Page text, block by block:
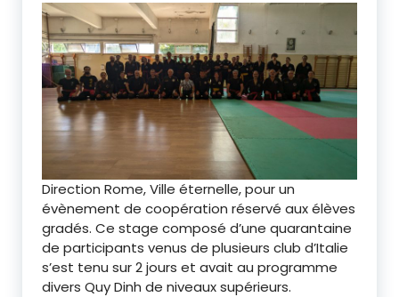
Direction Rome, Ville éternelle, pour un
évènement de coopération réservé aux élèves
gradés. Ce stage composé d’une quarantaine
de participants venus de plusieurs club d’Italie
s’est tenu sur 2 jours et avait au programme
divers Quy Dinh de niveaux supérieurs.